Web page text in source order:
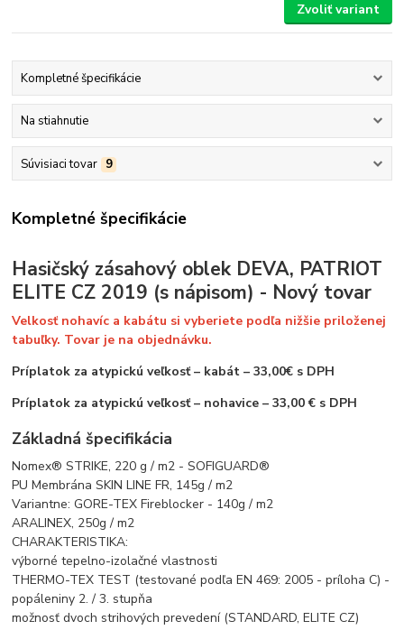
Zvoliť variant
Kompletné špecifikácie
Na stiahnutie
Súvisiaci tovar 9
Kompletné špecifikácie
Hasičský zásahový oblek DEVA, PATRIOT
ELITE CZ 2019 (s nápisom) - Nový tovar
Velkosť nohavíc a kabátu si vyberiete podľa nižšie priloženej
tabuľky. Tovar je na objednávku.
Príplatok za atypickú veľkosť – kabát – 33,00€ s DPH
Príplatok za atypickú veľkosť – nohavice – 33,00 € s DPH
Základná špecifikácia
Nomex® STRIKE, 220 g / m2 - SOFIGUARD®
PU Membrána SKIN LINE FR, 145g / m2
Variantne: GORE-TEX Fireblocker - 140g / m2
ARALINEX, 250g / m2
CHARAKTERISTIKA:
výborné tepelno-izolačné vlastnosti
THERMO-TEX TEST (testované podľa EN 469: 2005 - príloha C) -
popáleniny 2. / 3. stupňa
možnosť dvoch strihových prevedení (STANDARD, ELITE CZ)